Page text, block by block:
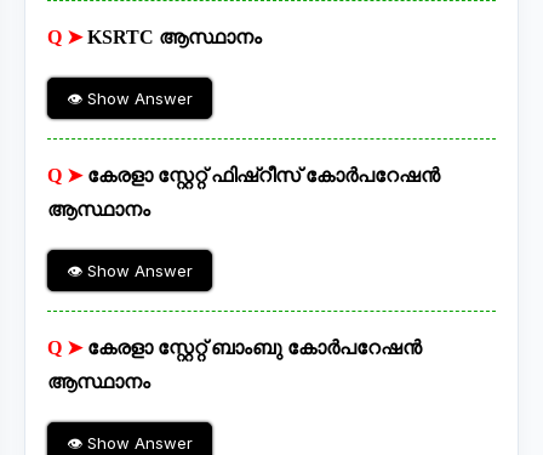
Q ➤KSRTC ആസ്ഥാനം
👁 Show Answer
Q ➤ കേരളാ സ്റ്റേറ്റ് ഫിഷ്‌റീസ് കോർപറേഷൻ
ആസ്ഥാനം
👁 Show Answer
Q ➤ കേരളാ സ്റ്റേറ്റ് ബാംബു കോർപറേഷൻ
ആസ്ഥാനം
👁 Show Answer